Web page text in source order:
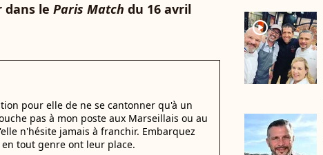
le Paris Match du 16 avril
pour elle de ne se cantonner qu'à un
pas à mon poste aux Marseillais ou au
n'hésite jamais à franchir. Embarquez
tout genre ont leur place.
player2